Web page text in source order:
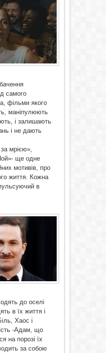
самого
фільми якого
маніпулюють
і залишають
і не дають
мрією»,
ще одне
мотивів, про
життя. Кожна
в
до оселі
в їх життя і
Хаос і
-Адам, що
на порозі їх
за собою